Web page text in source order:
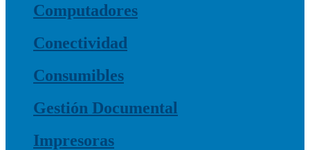
Computadores
Conectividad
Consumibles
Gestión Documental
Impresoras